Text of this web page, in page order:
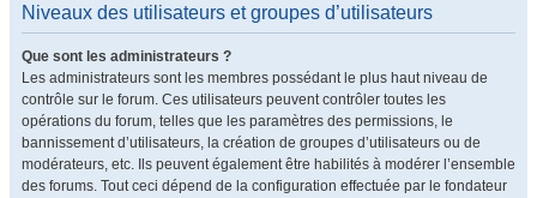
Niveaux des utilisateurs et groupes d’utilisateurs
Que sont les administrateurs ?
Les administrateurs sont les membres possédant le plus haut niveau de
contrôle sur le forum. Ces utilisateurs peuvent contrôler toutes les
opérations du forum, telles que les paramètres des permissions, le
bannissement d’utilisateurs, la création de groupes d’utilisateurs ou de
modérateurs, etc. Ils peuvent également être habilités à modérer l’ensemble
des forums. Tout ceci dépend de la configuration effectuée par le fondateur